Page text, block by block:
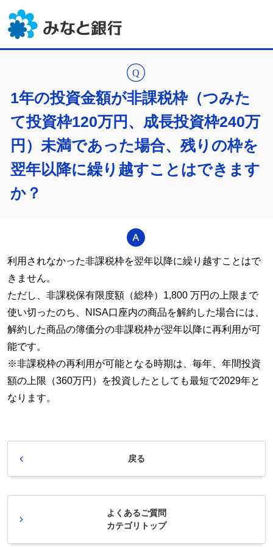
1年の投資金額が非課税枠（つみた
て投資枠120万円、成長投資枠240万
円）未満であった場合、残りの枠を
翌年以降に繰り越すことはできます
か？
利用されなかった非課税枠を翌年以降に繰り越すことはで
きません。
ただし、非課税保有限度額（総枠）1,800 万円の上限まで
使い切ったのち、NISA口座内の商品を解約した場合には、
解約した商品の簿価分の非課税枠が翌年以降に再利用が可
能です。
※非課税枠の再利用が可能となる時期は、毎年、年間投資
額の上限（360万円）を投資したとしても最短で2029年と
なります。
戻る
よくあるご質問
カテゴリトップ